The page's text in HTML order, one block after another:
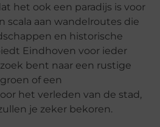
het ook een paradijs is voor
scala aan wandelroutes die
en historische
Eindhoven voor ieder
bent naar een rustige
of een
het verleden van de stad,
je zeker bekoren.